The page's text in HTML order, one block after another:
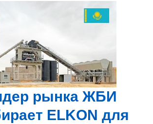
рынка ЖБИ
ELKON для